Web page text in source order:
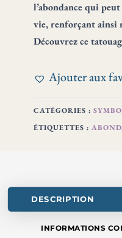
l’abondance qui
vie, renforçant ainsi
Découvrez ce
Ajouter aux
CATÉGORIES :
ÉTIQUETTES :
DESCRIPTION
INFORMATIONS